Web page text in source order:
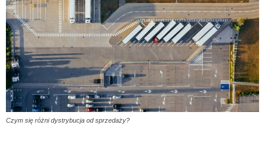
Czym się różni dystrybucja od sprzedaży?